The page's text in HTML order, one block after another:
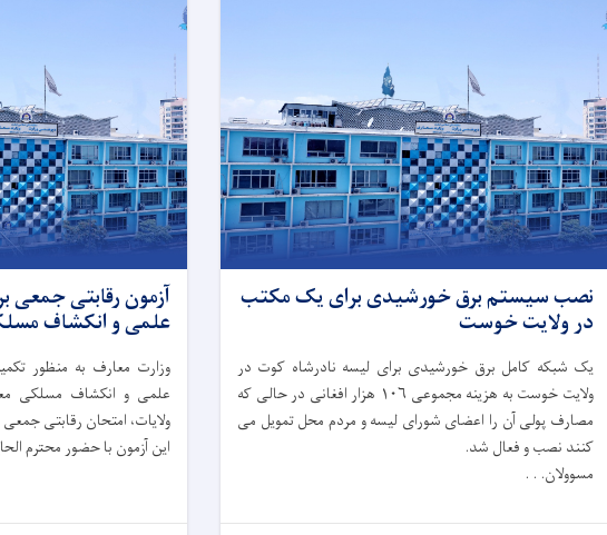
نصب سیستم برق خورشیدی برای یک مکتب
در ولایت خوست
یک شبکه کامل برق خورشیدی برای لیسه نادرشاه کوت در
ولایت خوست به هزینه مجموعی ۱۰۶ هزار افغانی در حالی که
مصارف پولی آن را اعضای شورای لیسه و مردم محل تمویل می
کنند نصب و فعال شد.
مسوولان. . .
علمی و انکشاف
علمی و انکشاف مسلکی
ولایات، امتحان رقابتی جمعی
این آزمون با حضور محترم